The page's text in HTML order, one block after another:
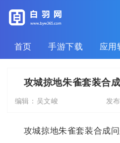
首页 手游下载 应用
攻城掠地朱雀套装合
编辑： 吴文峻 发
攻城掠地朱雀套装合成